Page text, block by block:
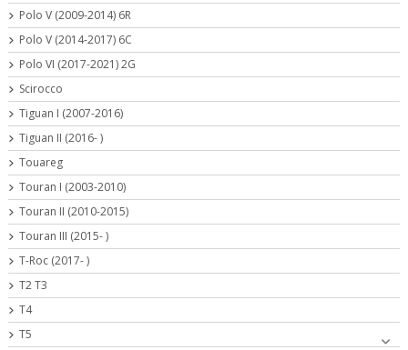
Polo V (2009-2014) 6R
Polo V (2014-2017) 6C
Polo VI (2017-2021) 2G
Scirocco
Tiguan I (2007-2016)
Tiguan II (2016- )
Touareg
Touran I (2003-2010)
Touran II (2010-2015)
Touran III (2015- )
T-Roc (2017- )
T2 T3
T4
T5